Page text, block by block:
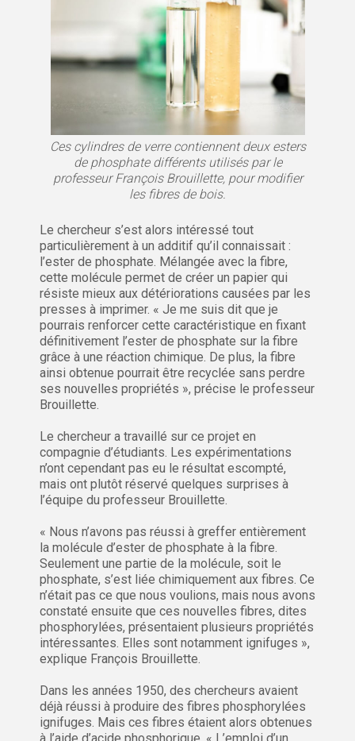
Ces cylindres de verre contiennent deux esters
de phosphate différents utilisés par le
professeur François Brouillette, pour modifier
les fibres de bois.
Le chercheur s’est alors intéressé tout
particulièrement à un additif qu’il connaissait :
l’ester de phosphate. Mélangée avec la fibre,
cette molécule permet de créer un papier qui
résiste mieux aux détériorations causées par les
presses à imprimer. « Je me suis dit que je
pourrais renforcer cette caractéristique en fixant
définitivement l’ester de phosphate sur la fibre
grâce à une réaction chimique. De plus, la fibre
ainsi obtenue pourrait être recyclée sans perdre
ses nouvelles propriétés », précise le professeur
Brouillette.
Le chercheur a travaillé sur ce projet en
compagnie d’étudiants. Les expérimentations
n’ont cependant pas eu le résultat escompté,
mais ont plutôt réservé quelques surprises à
l’équipe du professeur Brouillette.
« Nous n’avons pas réussi à greffer entièrement
la molécule d’ester de phosphate à la fibre.
Seulement une partie de la molécule, soit le
phosphate, s’est liée chimiquement aux fibres. Ce
n’était pas ce que nous voulions, mais nous avons
constaté ensuite que ces nouvelles fibres, dites
phosphorylées, présentaient plusieurs propriétés
intéressantes. Elles sont notamment ignifuges »,
explique François Brouillette.
Dans les années 1950, des chercheurs avaient
déjà réussi à produire des fibres phosphorylées
ignifuges. Mais ces fibres étaient alors obtenues